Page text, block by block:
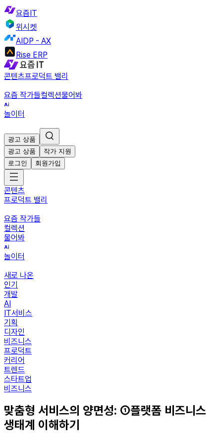
요즘IT
위시켓
AIDP - AX
Rise ERP
콘텐츠프로덕트 밸리
요즘 작가들컬렉션물어봐
놀이터
광고 상품
광고 상품
작가 지원
로그인
회원가입
콘텐츠
프로덕트 밸리
요즘 작가들
컬렉션
물어봐
놀이터
새로 나온
인기
개발
AI
IT서비스
기획
디자인
비즈니스
프로덕트
커리어
트렌드
스타트업
비즈니스
맞춤형 서비스의 양면성: ①플랫폼 비즈니스
생태계 이해하기